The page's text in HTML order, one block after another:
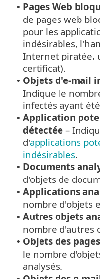
• Pages Web
de pages web
pour les
indésirables,
Internet piratée,
certificat).
• Objets d'e-mail
Indique le
infectés ayant
• Application
détectée –
d'applications
indésirables.
• Documents
d'objets de
• Applications
nombre d'objets
• Autres objets
nombre d'autres
• Objets des
le nombre
analysés.